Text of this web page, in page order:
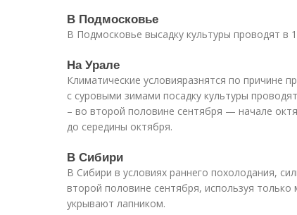
В Подмосковье
В Подмосковье высадку культуры проводят в
На Урале
Климатические условияразнятся по причине
с суровыми зимами посадку культуры
– во второй половине сентября — начале
до середины октября.
В Сибири
В Сибири в условиях раннего похолодания,
второй половине сентября, используя
укрывают лапником.